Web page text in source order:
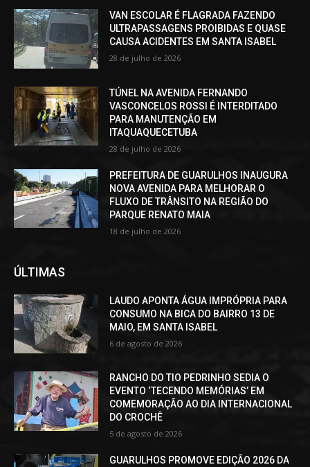
VAN ESCOLAR É FLAGRADA FAZENDO
ULTRAPASSAGENS PROIBIDAS E QUASE
CAUSA ACIDENTES EM SANTA ISABEL
28 de julho de 2026
TÚNEL NA AVENIDA FERNANDO
VASCONCELOS ROSSI É INTERDITADO
PARA MANUTENÇÃO EM
ITAQUAQUECETUBA
28 de julho de 2026
PREFEITURA DE GUARULHOS INAUGURA
NOVA AVENIDA PARA MELHORAR O
FLUXO DE TRÂNSITO NA REGIÃO DO
PARQUE RENATO MAIA
18 de julho de 2026
ÚLTIMAS
LAUDO APONTA ÁGUA IMPRÓPRIA PARA
CONSUMO NA BICA DO BAIRRO 13 DE
MAIO, EM SANTA ISABEL
6 de agosto de 2026
RANCHO DO TIO PEDRINHO SEDIA O
EVENTO ‘TECENDO MEMÓRIAS’ EM
COMEMORAÇÃO AO DIA INTERNACIONAL
DO CROCHÊ
5 de agosto de 2026
GUARULHOS PROMOVE EDIÇÃO 2026 DA